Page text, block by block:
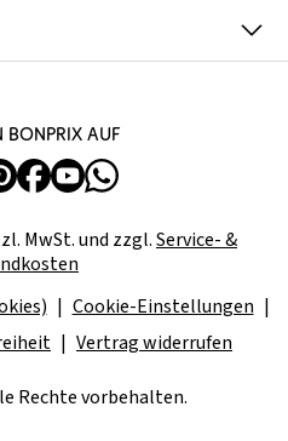
bonprix auf
MwSt. und zzgl.Service- &
Cookie-Einstellungen
Vertrag widerrufen
Rechte vorbehalten.